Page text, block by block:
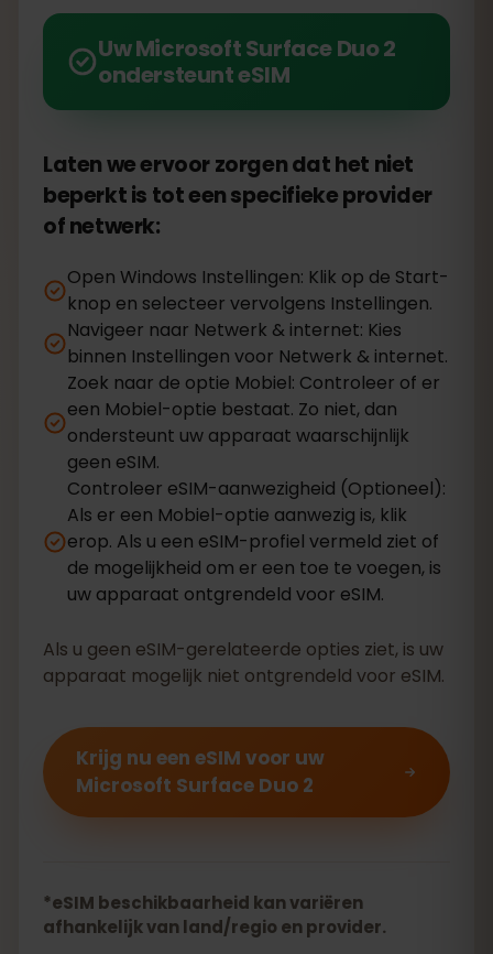
Uw Microsoft Surface Duo 2
ondersteunt eSIM
Laten we ervoor zorgen dat het niet
beperkt is tot een specifieke provider
of netwerk:
Open Windows Instellingen: Klik op de Start-
knop en selecteer vervolgens Instellingen.
Navigeer naar Netwerk & internet: Kies
binnen Instellingen voor Netwerk & internet.
Zoek naar de optie Mobiel: Controleer of er
een Mobiel-optie bestaat. Zo niet, dan
ondersteunt uw apparaat waarschijnlijk
geen eSIM.
Controleer eSIM-aanwezigheid (Optioneel):
Als er een Mobiel-optie aanwezig is, klik
erop. Als u een eSIM-profiel vermeld ziet of
de mogelijkheid om er een toe te voegen, is
uw apparaat ontgrendeld voor eSIM.
Als u geen eSIM-gerelateerde opties ziet, is uw
apparaat mogelijk niet ontgrendeld voor eSIM.
Krijg nu een eSIM voor uw
Microsoft Surface Duo 2
*eSIM beschikbaarheid kan variëren
afhankelijk van land/regio en provider.